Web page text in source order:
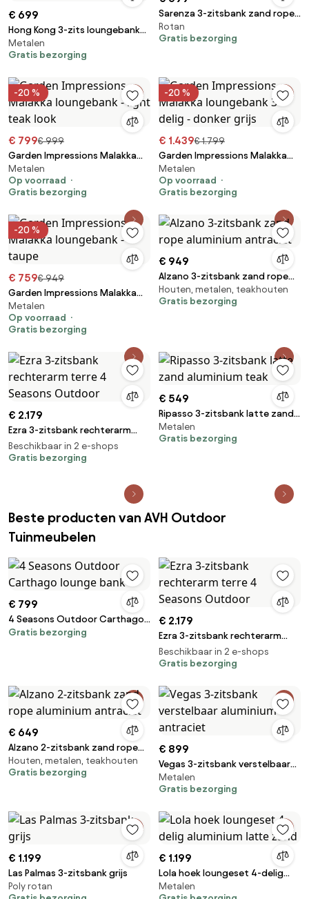
€ 699
Hong Kong 3-zits loungebank
aluminium latte zand
Metalen
Gratis bezorging
Sarenza 3-zitsbank zand rope
terre frame
Rotan
Gratis bezorging
-20 %
€ 799€ 999
Garden Impressions Malakka
loungebank - light teak look
Metalen
Op voorraad
Gratis bezorging
-20 %
€ 1.439€ 1.799
Garden Impressions Malakka
loungebank 3-delig - donker
grijs
Metalen
Op voorraad
Gratis bezorging
-20 %
€ 759€ 949
Garden Impressions Malakka
loungebank - taupe
Metalen
Op voorraad
Gratis bezorging
€ 949
Alzano 3-zitsbank zand rope
aluminium antraciet
Houten, metalen, teakhouten
Gratis bezorging
€ 2.179
Ezra 3-zitsbank rechterarm
terre 4 Seasons Outdoor
Beschikbaar in 2 e-shops
Gratis bezorging
€ 549
Ripasso 3-zitsbank latte zand
aluminium teak
Metalen
Gratis bezorging
Beste producten van AVH Outdoor
Tuinmeubelen
€ 799
4 Seasons Outdoor Carthago
lounge bank
Gratis bezorging
€ 2.179
Ezra 3-zitsbank rechterarm
terre 4 Seasons Outdoor
Beschikbaar in 2 e-shops
Gratis bezorging
€ 649
Alzano 2-zitsbank zand rope
aluminium antraciet
Houten, metalen, teakhouten
Gratis bezorging
€ 899
Vegas 3-zitsbank verstelbaar
aluminium antraciet
Metalen
Gratis bezorging
€ 1.199
Las Palmas 3-zitsbank grijs
Poly rotan
€ 1.199
Lola hoek loungeset 4-delig
aluminium latte zand
Metalen